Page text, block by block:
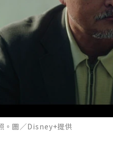
。圖／Disney+提供